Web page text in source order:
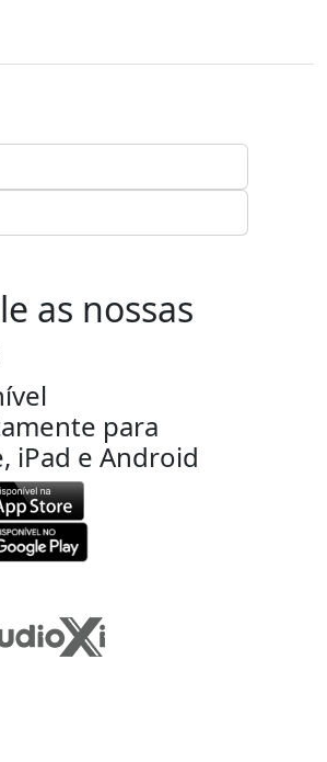
as nossas
para
iPad e Android